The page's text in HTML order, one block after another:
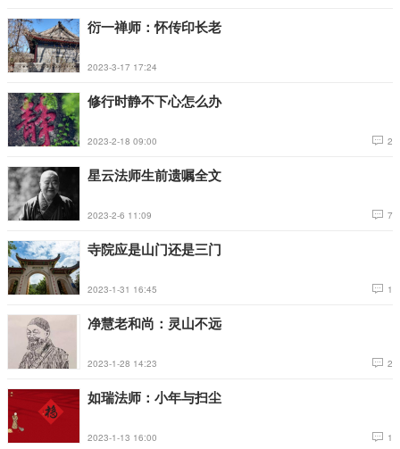
衍一禅师：怀传印长老
2023-3-17 17:24
修行时静不下心怎么办
2023-2-18 09:00 2
星云法师生前遗嘱全文
2023-2-6 11:09 7
寺院应是山门还是三门
2023-1-31 16:45 1
净慧老和尚：灵山不远
2023-1-28 14:23 2
如瑞法师：小年与扫尘
2023-1-13 16:00 1